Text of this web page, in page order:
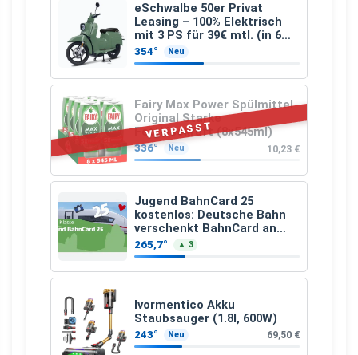
eSchwalbe 50er Privat
Leasing – 100% Elektrisch
mit 3 PS für 39€ mtl. (in 6
schicken Farben LF: 0.43, 36
Monate, Bereitstellung:
159,00 €, 2.500 km/Jahr)
354° Neu
VERPASST
Fairy Max Power Spülmittel
Original Starke
Fettlösekraft (8x545ml)
336° Neu 10,23 €
Jugend BahnCard 25
kostenlos: Deutsche Bahn
verschenkt BahnCard an
Kinder und Jugendliche
265,7° ▲ 3
Ivormentico Akku
Staubsauger (1.8l, 600W)
243° Neu 69,50 €